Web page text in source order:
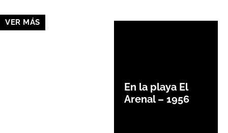
VER MÁS
En la playa El
Arenal – 1956